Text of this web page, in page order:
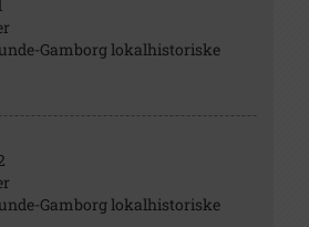
Gamborg lokalhistoriske
Gamborg lokalhistoriske